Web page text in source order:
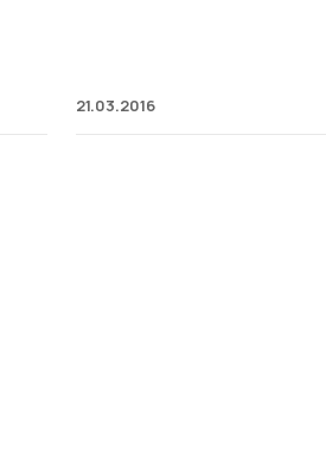
21.03.2016